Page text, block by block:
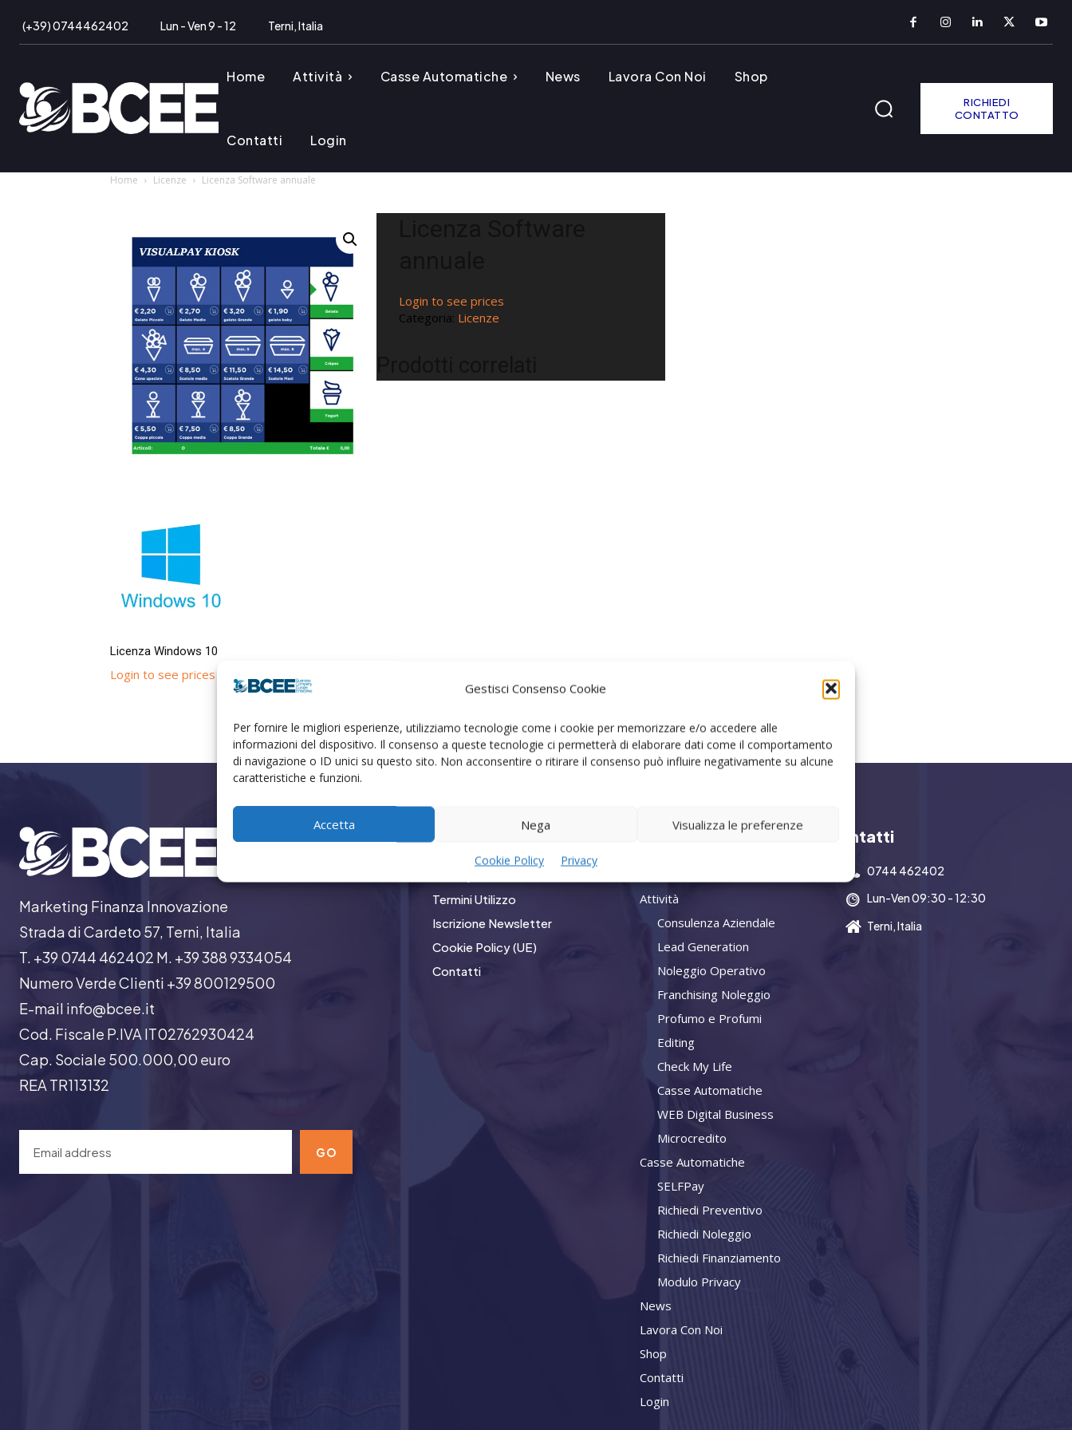
Gestisci Consenso Cookie
Per fornire le migliori esperienze, utilizziamo tecnologie come i cookie per memorizzare e/o accedere alle
informazioni del dispositivo. Il consenso a queste tecnologie ci permetterà di elaborare dati come il comportamento
di navigazione o ID unici su questo sito. Non acconsentire o ritirare il consenso può influire negativamente su alcune
caratteristiche e funzioni.
Accetta Nega Visualizza le preferenze
Cookie Policy Privacy
(+39) 0744462402 Lun - Ven 9 - 12 Terni, Italia
Home Attività Casse Automatiche News Lavora Con Noi Shop
Contatti Login
RICHIEDI
CONTATTO
Home Licenze Licenza Software annuale
Login to see prices
Categoria: Licenze
Licenza Windows 10
Login to see prices
Marketing Finanza Innovazione
Strada di Cardeto 57, Terni, Italia
T. +39 0744 462402 M. +39 388 9334054
Numero Verde Clienti +39 800129500
E-mail info@bcee.it
Cod. Fiscale P.IVA IT02762930424
Cap. Sociale 500.000,00 euro
REA TR113132
GO
Menù
Termini Utilizzo
Iscrizione Newsletter
Cookie Policy (UE)
Contatti
Company
Attività
Consulenza Aziendale
Lead Generation
Noleggio Operativo
Franchising Noleggio
Profumo e Profumi
Editing
Check My Life
Casse Automatiche
WEB Digital Business
Microcredito
Casse Automatiche
SELFPay
Richiedi Preventivo
Richiedi Noleggio
Richiedi Finanziamento
Modulo Privacy
News
Lavora Con Noi
Shop
Contatti
Login
Contatti
0744 462402
Lun-Ven 09:30 - 12:30
Terni, Italia